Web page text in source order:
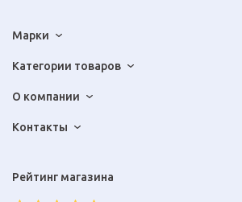
Марки
Категории товаров
О компании
Контакты
Рейтинг магазина